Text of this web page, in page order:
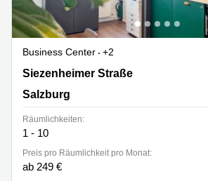
Business Center
+2
Siezenheimer Straße 35, Salzburg
Siezenheimer Straße
Salzburg
Räumlichkeiten:
1 - 10
Preis pro Räumlichkeit pro Monat:
ab 249 €